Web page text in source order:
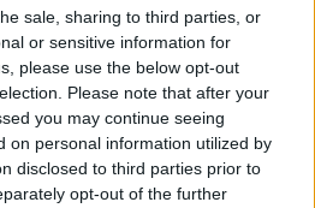
sale, sharing to third parties, or
or sensitive information for
please use the below opt-out
Please note that after your
you may continue seeing
on personal information utilized by
disclosed to third parties prior to
opt-out of the further
Követem